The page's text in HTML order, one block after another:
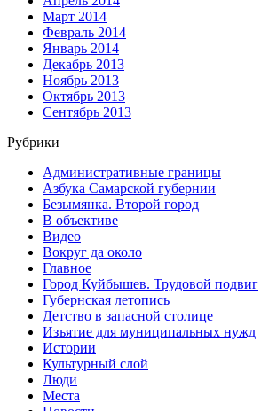
Март 2014
Февраль 2014
Январь 2014
Декабрь 2013
Ноябрь 2013
Октябрь 2013
Сентябрь 2013
Рубрики
Административные границы
Азбука Самарской губернии
Безымянка. Второй город
В объективе
Видео
Вокруг да около
Главное
Город Куйбышев. Трудовой подвиг
Губернская летопись
Детство в запасной столице
Изъятие для муниципальных нужд
Истории
Культурный слой
Люди
Места